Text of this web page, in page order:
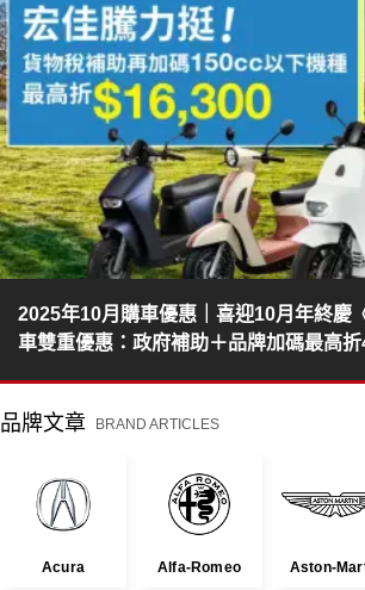
2025年10月購車優惠｜喜迎10月年終慶
車雙重優惠：政府補助＋品牌加碼最高折
品牌文章 BRAND ARTICLES
Acura Alfa-Romeo Aston-